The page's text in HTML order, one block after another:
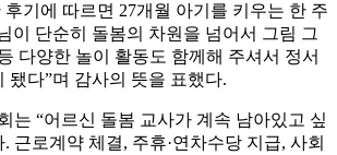
기에 따르면 27개월 아기를 키우는 한 주
이 단순히 돌봄의 차원을 넘어서 그림 그
다양한 놀이 활동도 함께해 주셔서 정서
됐다”며 감사의 뜻을 표했다.
는 “어르신 돌봄 교사가 계속 남아있고 싶
근로계약 체결, 주휴·연차수당 지급, 사회